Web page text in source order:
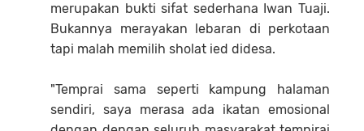
merupakan bukti sifat sederhana Iwan Tuaji.
Bukannya merayakan lebaran di perkotaan
tapi malah memilih sholat ied didesa.
"Temprai sama seperti kampung halaman
sendiri, saya merasa ada ikatan emosional